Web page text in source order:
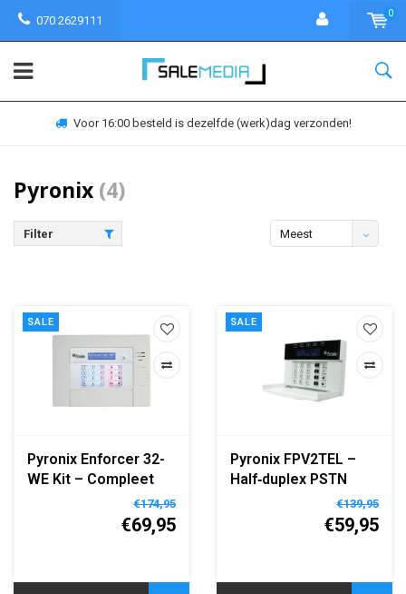
070 2629111
0
Voor 16:00 besteld is dezelfde (werk)dag verzonden!
Pyronix (4)
Filter
Meest
SALE
Pyronix Enforcer 32-
WE Kit – Compleet
Alarmsysteem met
€174,95
€69,95
SALE
Pyronix FPV2TEL –
Half‑duplex PSTN
spraak‑dialler met 6
inputs & 4 outputs
€139,95
€59,95